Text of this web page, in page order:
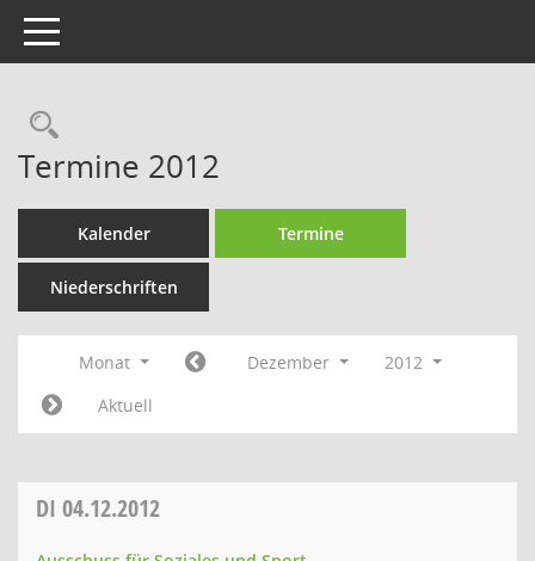
Toggle navigation
Rechercheauswahl
Termine 2012
Kalender Termine
Niederschriften
Monat Dezember
2012
Aktuell
DI 04.12.2012